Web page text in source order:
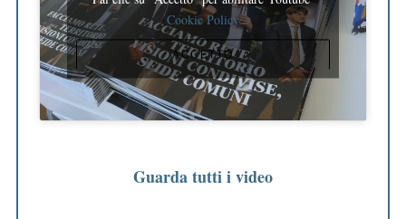
Cookie Policy
ACCETTO
Guarda tutti i video